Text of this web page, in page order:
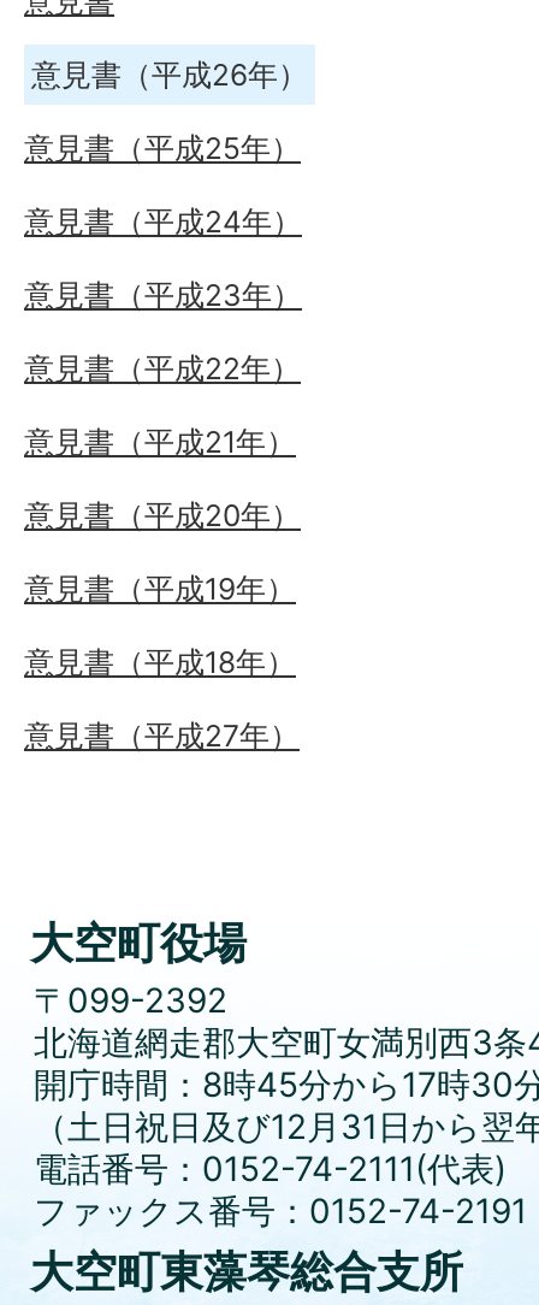
意見書（平成26年）
意見書（平成25年）
意見書（平成24年）
意見書（平成23年）
意見書（平成22年）
意見書（平成21年）
意見書（平成20年）
意見書（平成19年）
意見書（平成18年）
意見書（平成27年）
大空町役場
〒099-2392
北海道網走郡大空町女満別西3条
開庁時間：8時45分から17時30
（土日祝日及び12月31日から
電話番号：0152-74-2111(代表)
ファックス番号：0152-74-2191
大空町東藻琴総合支所